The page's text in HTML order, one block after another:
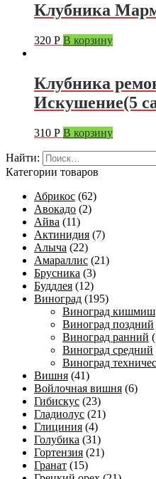
Клубника
320 Р В корзину
Клубника
Искушение(5
310 Р В корзину
Найти:
Категории товаров
Абрикос (62)
Авокадо (2)
Айва (11)
Актинидия (7)
Алыча (22)
Амараллис (21)
Брусника (3)
Буддлея (12)
Виноград (195)
Виноград кишмиш
Виноград поздний
Виноград ранний
Виноград средний
Виноград
Вишня (41)
Войлочная вишня (6)
Гибискус (23)
Гладиолус (21)
Глициния (4)
Голубика (31)
Гортензия (21)
Гранат (15)